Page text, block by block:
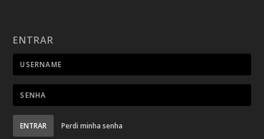
ENTRAR
ENTRAR Perdi minha senha